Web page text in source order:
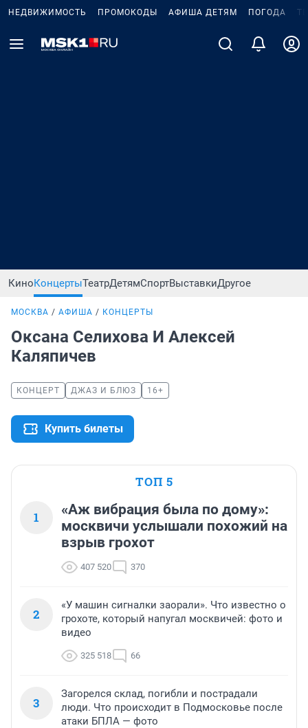
НЕДВИЖИМОСТЬ ПРОМОКОДЫ АФИША ДЕТЯМ ПОГОДА
КиноКонцертыТеатрДетямСпортВыставкиДругое
МОСКВА АФИША КОНЦЕРТЫ
Оксана Селихова И Алексей
Каляпичев
КОНЦЕРТ ДЖАЗ И БЛЮЗ 16+
Купить билеты
ТОП 5
1
«Аж вибрация была по дому»:
москвичи услышали похожий на
взрыв грохот
407 520 370
2
«У машин сигналки заорали». Что известно о
грохоте, который напугал москвичей: фото и
видео
325 518 66
3
Загорелся склад, погибли и пострадали
люди. Что происходит в Подмосковье после
атаки БПЛА — фото